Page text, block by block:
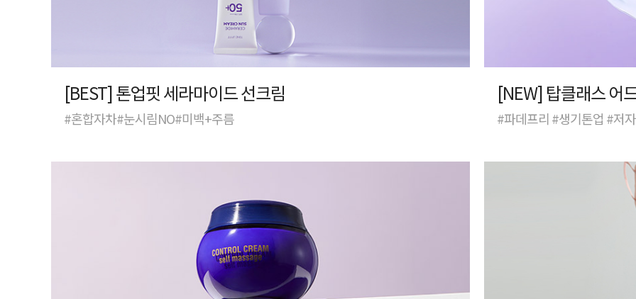
[BEST] 톤업핏 세라마이드 선크림
#혼합자차#눈시림NO#미백+주름
[NEW] 탑클래스 어
#파데프리 #생기톤업 #저